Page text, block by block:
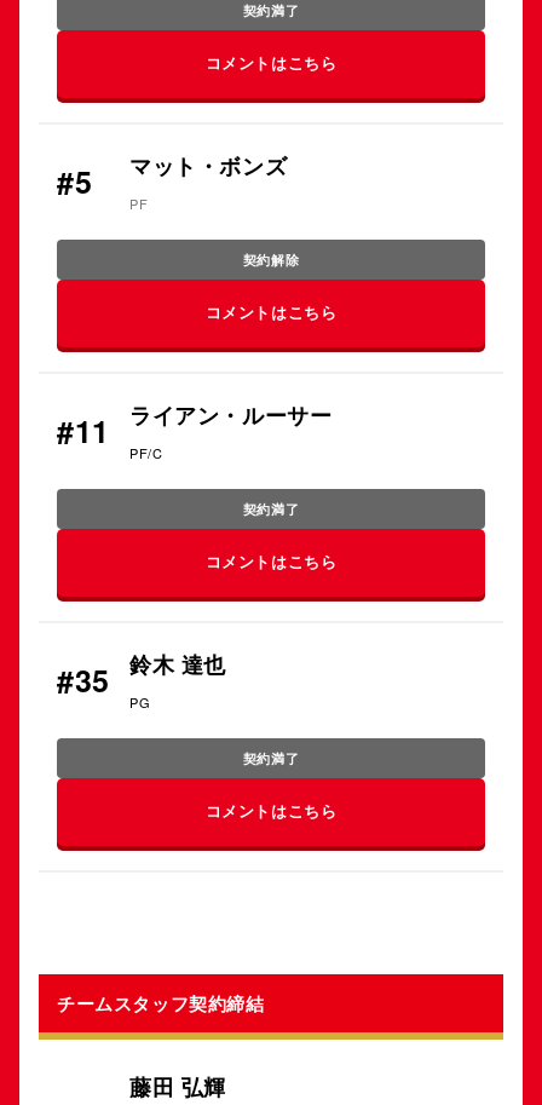
契約満了
コメントはこちら
#5 マット・ボンズ
PF
契約解除
コメントはこちら
#11 ライアン・ルーサー
PF/C
契約満了
コメントはこちら
#35 鈴木 達也
PG
契約満了
コメントはこちら
チームスタッフ契約締結
藤田 弘輝